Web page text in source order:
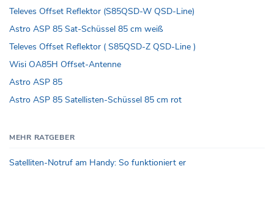
Televes Offset Reflektor (S85QSD-W QSD-Line)
Astro ASP 85 Sat-Schüssel 85 cm weiß
Televes Offset Reflektor ( S85QSD-Z QSD-Line )
Wisi OA85H Offset-Antenne
Astro ASP 85
Astro ASP 85 Satellisten-Schüssel 85 cm rot
MEHR RATGEBER
Satelliten-Notruf am Handy: So funktioniert er